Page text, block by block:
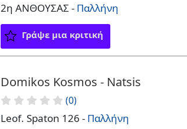
2η ΑΝΘΟΥΣΑΣ - Παλλήνη
Γράψε μια κριτική
Domikos Kosmos - Natsis
(0)
Leof. Spaton 126 - Παλλήνη